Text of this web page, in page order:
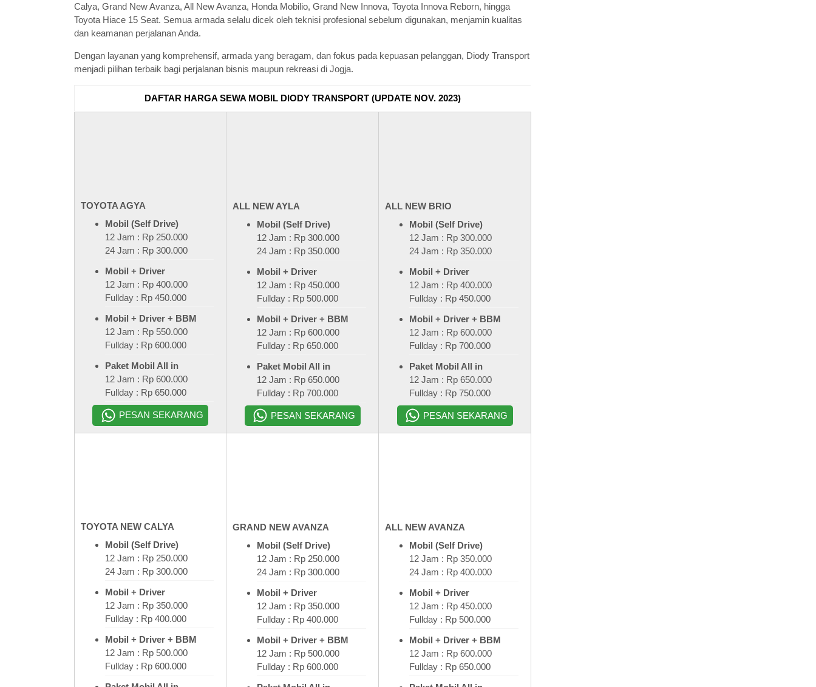
Calya, Grand New Avanza, All New Avanza, Honda Mobilio, Grand New Innova, Toyota Innova Reborn, hingga
Toyota Hiace 15 Seat. Semua armada selalu dicek oleh teknisi profesional sebelum digunakan, menjamin kualitas
dan keamanan perjalanan Anda.
Dengan layanan yang komprehensif, armada yang beragam, dan fokus pada kepuasan pelanggan, Diody Transport
menjadi pilihan terbaik bagi perjalanan bisnis maupun rekreasi di Jogja.
DAFTAR HARGA SEWA MOBIL DIODY TRANSPORT (UPDATE NOV. 2023)
TOYOTA AGYA
Mobil (Self Drive)
12 Jam : Rp 250.000
24 Jam : Rp 300.000
Mobil + Driver
12 Jam : Rp 400.000
Fullday : Rp 450.000
Mobil + Driver + BBM
12 Jam : Rp 550.000
Fullday : Rp 600.000
Paket Mobil All in
12 Jam : Rp 600.000
Fullday : Rp 650.000
PESAN SEKARANG
ALL NEW AYLA
Mobil (Self Drive)
12 Jam : Rp 300.000
24 Jam : Rp 350.000
Mobil + Driver
12 Jam : Rp 450.000
Fullday : Rp 500.000
Mobil + Driver + BBM
12 Jam : Rp 600.000
Fullday : Rp 650.000
Paket Mobil All in
12 Jam : Rp 650.000
Fullday : Rp 700.000
PESAN SEKARANG
ALL NEW BRIO
Mobil (Self Drive)
12 Jam : Rp 300.000
24 Jam : Rp 350.000
Mobil + Driver
12 Jam : Rp 400.000
Fullday : Rp 450.000
Mobil + Driver + BBM
12 Jam : Rp 600.000
Fullday : Rp 700.000
Paket Mobil All in
12 Jam : Rp 650.000
Fullday : Rp 750.000
PESAN SEKARANG
TOYOTA NEW CALYA
Mobil (Self Drive)
12 Jam : Rp 250.000
24 Jam : Rp 300.000
Mobil + Driver
12 Jam : Rp 350.000
Fullday : Rp 400.000
Mobil + Driver + BBM
12 Jam : Rp 500.000
Fullday : Rp 600.000
GRAND NEW AVANZA
Mobil (Self Drive)
12 Jam : Rp 250.000
24 Jam : Rp 300.000
Mobil + Driver
12 Jam : Rp 350.000
Fullday : Rp 400.000
Mobil + Driver + BBM
12 Jam : Rp 500.000
Fullday : Rp 600.000
ALL NEW AVANZA
Mobil (Self Drive)
12 Jam : Rp 350.000
24 Jam : Rp 400.000
Mobil + Driver
12 Jam : Rp 450.000
Fullday : Rp 500.000
Mobil + Driver + BBM
12 Jam : Rp 600.000
Fullday : Rp 650.000